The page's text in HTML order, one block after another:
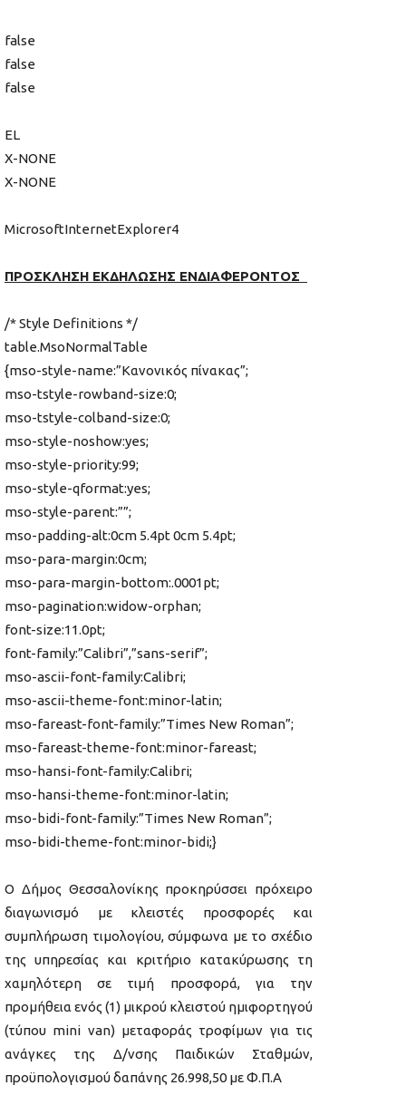
false
false
false
EL
X-NONE
X-NONE
MicrosoftInternetExplorer4
ΠΡΟΣΚΛΗΣΗ ΕΚΔΗΛΩΣΗΣ ΕΝΔΙΑΦΕΡΟΝΤΟΣ
/* Style Definitions */
table.MsoNormalTable
{mso-style-name:”Κανονικός πίνακας”;
mso-tstyle-rowband-size:0;
mso-tstyle-colband-size:0;
mso-style-noshow:yes;
mso-style-priority:99;
mso-style-qformat:yes;
mso-style-parent:””;
mso-padding-alt:0cm 5.4pt 0cm 5.4pt;
mso-para-margin:0cm;
mso-para-margin-bottom:.0001pt;
mso-pagination:widow-orphan;
font-size:11.0pt;
font-family:”Calibri”,”sans-serif”;
mso-ascii-font-family:Calibri;
mso-ascii-theme-font:minor-latin;
mso-fareast-font-family:”Times New Roman”;
mso-fareast-theme-font:minor-fareast;
mso-hansi-font-family:Calibri;
mso-hansi-theme-font:minor-latin;
mso-bidi-font-family:”Times New Roman”;
mso-bidi-theme-font:minor-bidi;}
Ο Δήμος Θεσσαλονίκης προκηρύσσει πρόχειρο
διαγωνισμό με κλειστές προσφορές και
συμπλήρωση τιμολογίου, σύμφωνα με το σχέδιο
της υπηρεσίας και κριτήριο κατακύρωσης τη
χαμηλότερη σε τιμή προσφορά, για την
προμήθεια ενός (1) μικρού κλειστού ημιφορτηγού
(τύπου mini van) μεταφοράς τροφίμων για τις
ανάγκες της Δ/νσης Παιδικών Σταθμών,
προϋπολογισμού δαπάνης 26.998,50 με Φ.Π.Α